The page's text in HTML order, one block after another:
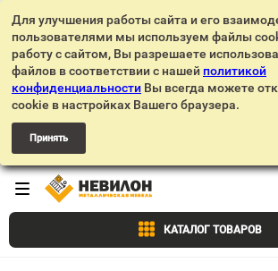
Для улучшения работы сайта и его
пользователями мы используем файлы
работу с сайтом, Вы разрешаете
файлов в соответствии с нашей политикой
конфиденциальности Вы всегда можете
cookie в настройках Вашего браузера.
Принять
КАТАЛОГ ТОВАРОВ